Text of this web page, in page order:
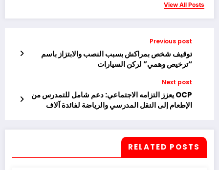
View All Posts
Previous post
توقيف شخص بمراكش بسبب النصب والابتزاز باسم
“ترخيص وهمي” لركن السيارات
Next post
OCP يعزز التزامه الاجتماعي: دعم شامل للتمدرس من
الإطعام إلى النقل المدرسي والرياضة لفائدة آلاف
RELATED POSTS